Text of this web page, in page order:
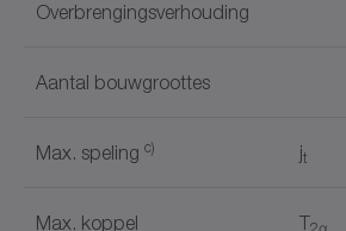
Overbrengingsverhouding
Aantal bouwgroottes
Max. speling c) jt
Max. koppel T2α